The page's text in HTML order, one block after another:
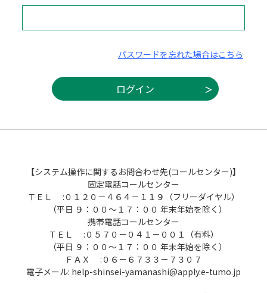
パスワードを忘れた場合はこちら
【システム操作に関するお問合わせ先(コールセンター)】
固定電話コールセンター
ＴＥＬ :０１２０－４６４－１１９（フリーダイヤル）
（平日 ９：００～１７：００ 年末年始を除く）
携帯電話コールセンター
ＴＥＬ :０５７０－０４１－００１（有料）
（平日 ９：００～１７：００ 年末年始を除く）
ＦＡＸ :０６－６７３３－７３０７
電子メール: help-shinsei-yamanashi@apply.e-tumo.jp